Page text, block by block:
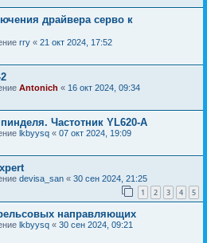
драйвера серво к
rry « 21 окт 2024, 17:52
Antonich « 16 окт 2024, 09:34
Частотник YL620-A
lkbyysq « 07 окт 2024, 19:09
devisa_san « 30 сен 2024, 21:25
1 2 3 4 5
направляющих
lkbyysq « 30 сен 2024, 09:21